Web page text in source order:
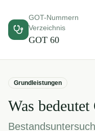
GOT-Nummern
Verzeichnis
GOT 60
Grundleistungen
Was